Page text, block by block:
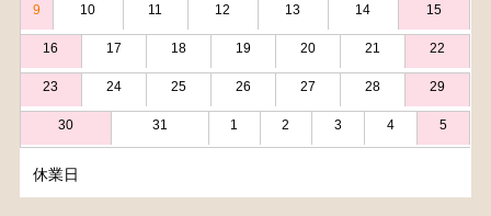
9 10 11 12 13 14 15
16 17 18 19 20 21 22
23 24 25 26 27 28 29
30 31 1 2 3 4 5
休業日